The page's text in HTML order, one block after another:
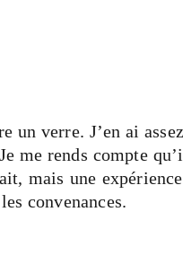
un verre. J’en ai
me rends compte
mais une
convenances.